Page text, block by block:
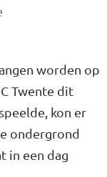
worden op
Twente dit
kon er
ondergrond
in een dag